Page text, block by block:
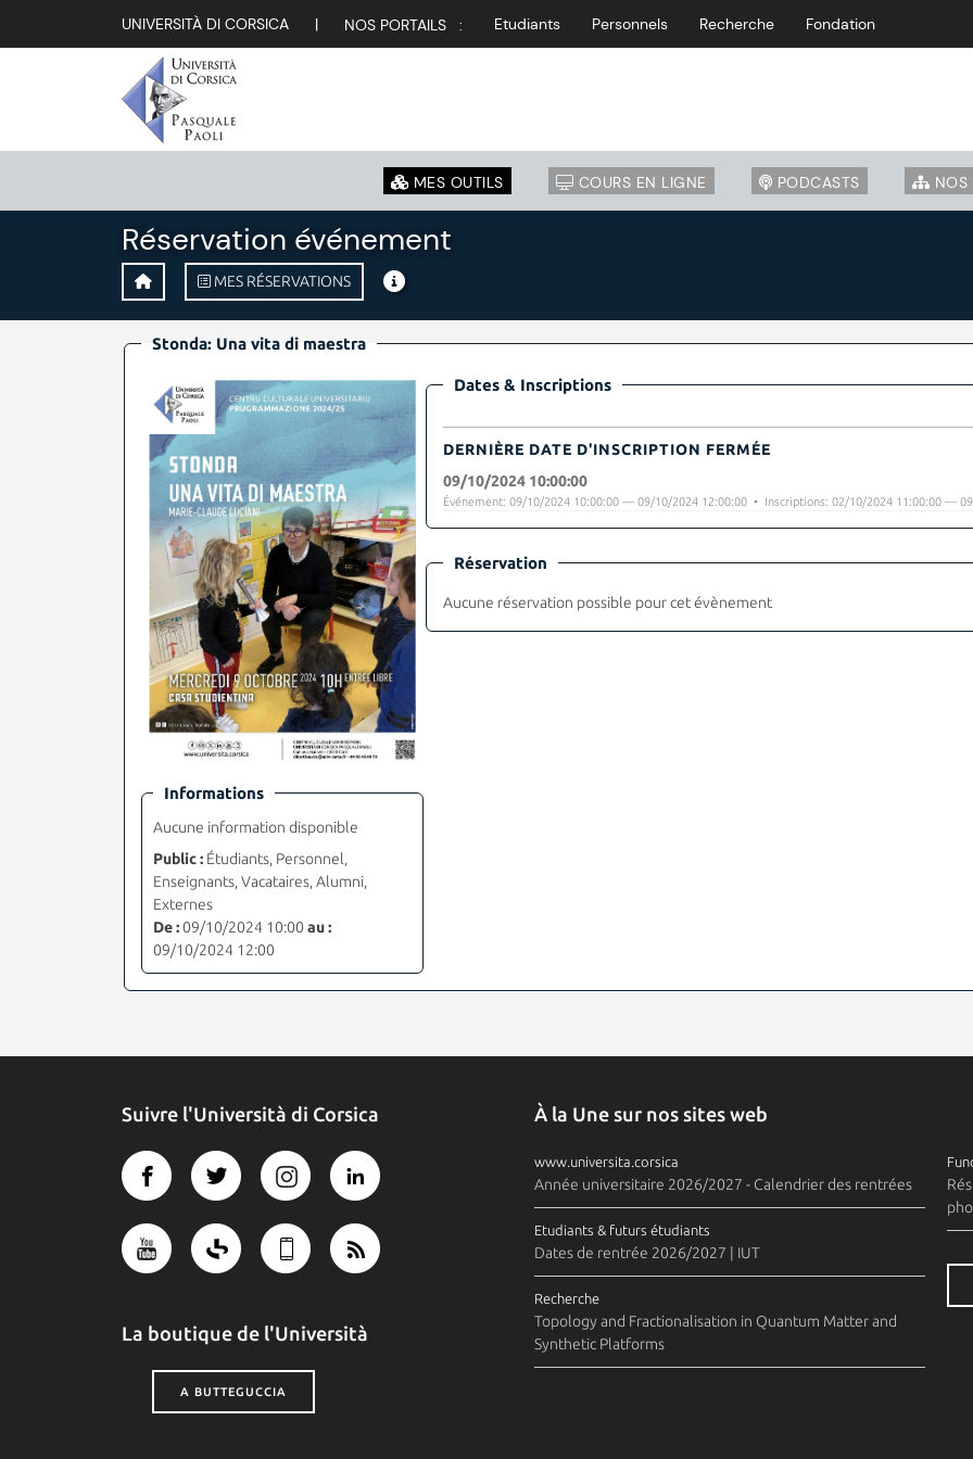
UNIVERSITÀ DI CORSICA | NOS PORTAILS : Etudiants Personnels Recherche Fondation
MES OUTILS COURS EN LIGNE PODCASTS NOS
Réservation événement
MES RÉSERVATIONS
Stonda: Una vita di maestra
Informations
Aucune information disponible
Public : Étudiants, Personnel,
Enseignants, Vacataires, Alumni,
Externes
De :09/10/2024 10:00 au :
09/10/2024 12:00
Dates & Inscriptions
DERNIÈRE DATE D'INSCRIPTION FERMÉE
09/10/2024 10:00:00
Événement: 09/10/2024 10:00:00 — 09/10/2024 12:00:00 • Inscriptions: 02/10/2024 11:00:00 —
Réservation
Aucune réservation possible pour cet évènement
Suivre l'Università di Corsica
La boutique de l'Università
A BUTTEGUCCIA
À la Une sur nos sites web
www.universita.corsica
Année universitaire 2026/2027 - Calendrier des rentrées
Etudiants & futurs étudiants
Dates de rentrée 2026/2027 | IUT
Recherche
Topology and Fractionalisation in Quantum Matter and
Synthetic Platforms